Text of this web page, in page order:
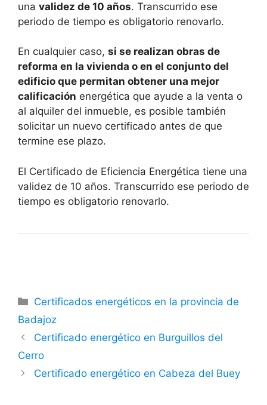
una validez de 10 años. Transcurrido ese
periodo de tiempo es obligatorio renovarlo.
En cualquier caso, si se realizan obras de
reforma en la vivienda o en el conjunto del
edificio que permitan obtener una mejor
calificación energética que ayude a la venta o
al alquiler del inmueble, es posible también
solicitar un nuevo certificado antes de que
termine ese plazo.
El Certificado de Eficiencia Energética tiene una
validez de 10 años. Transcurrido ese periodo de
tiempo es obligatorio renovarlo.
Categorías
Certificados energéticos en la provincia de
Badajoz
Certificado energético en Burguillos del
Cerro
Certificado energético en Cabeza del Buey